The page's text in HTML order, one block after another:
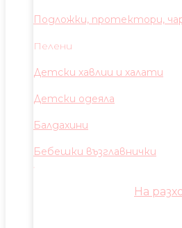
Подложки, протектори,
Пелени
Детски хавлии и халати
Детски одеяла
Балдахини
Бебешки възглавнички
На